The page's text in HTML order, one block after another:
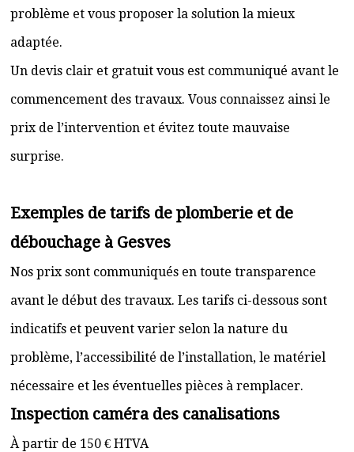
problème et vous proposer la solution la mieux
adaptée.
Un devis clair et gratuit vous est communiqué avant le
commencement des travaux. Vous connaissez ainsi le
prix de l’intervention et évitez toute mauvaise
surprise.
Exemples de tarifs de plomberie et de
débouchage à Gesves
Nos prix sont communiqués en toute transparence
avant le début des travaux. Les tarifs ci-dessous sont
indicatifs et peuvent varier selon la nature du
problème, l’accessibilité de l’installation, le matériel
nécessaire et les éventuelles pièces à remplacer.
Inspection caméra des canalisations
À partir de 150 € HTVA